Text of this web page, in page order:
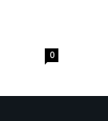
0